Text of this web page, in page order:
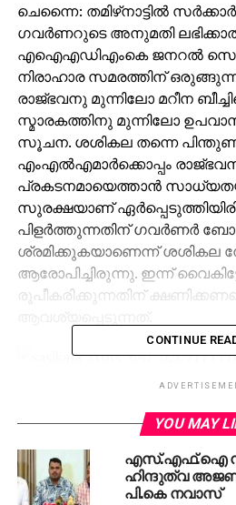
ചെന്നൈ: തമിഴ്‌നാട്ടില്‍
ഗവര്‍ണറുടെ അനുമതി
എഐഎഡിഎംകെ ജനറല്‍
നിരാഹാര സമരത്തിന്
രാജ്ഭവനു മുന്നിലോ മറീന
സ്മാരകത്തിനു മുന്നിലോ
സൂചന. ശശികല തന്നെ
എംഎല്‍എമാര്‍ക്കൊപ്പം
പ്രകടനമായെത്താന്‍
സുരക്ഷയാണ്
പിളര്‍ത്തുന്നതിന് ഗവര്‍ണര്‍
ശ്രമിക്കുകയാണെന്ന് ശശികല
ആരോപിച്ചിരുന്നു. ഇന്ന്
രൂപീകരിക്കുന്നതിന്
റിസോര്‍ട്ടിലെത്തി ശശികല
നടത്തിയിരുന്നു. തുടര്‍ന്ന് ചില
നടത്തിയ ചര്‍ച്ചക്കു ശേഷമാണ്
സമരമാര്‍ഗത്തിലേക്ക് കടക്കാന്‍
CONTINUE
YOU MAY
എസ്.എഫ്.ഐ
ഹിന്ദുത്വ
പി.കെ നവാസ്